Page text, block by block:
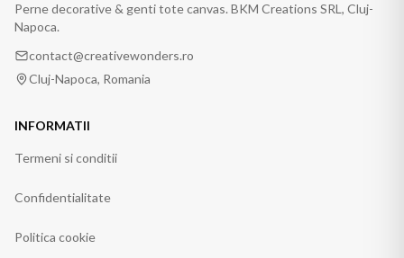
Perne decorative & genti tote canvas. BKM Creations SRL, Cluj-
Napoca.
contact@creativewonders.ro
Cluj-Napoca, Romania
INFORMATII
Termeni si conditii
Confidentialitate
Politica cookie